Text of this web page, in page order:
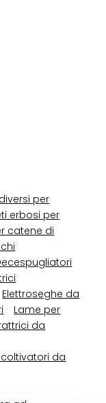
per
erbosi per
catene di
Elettroseghe da
Lame per
da
da